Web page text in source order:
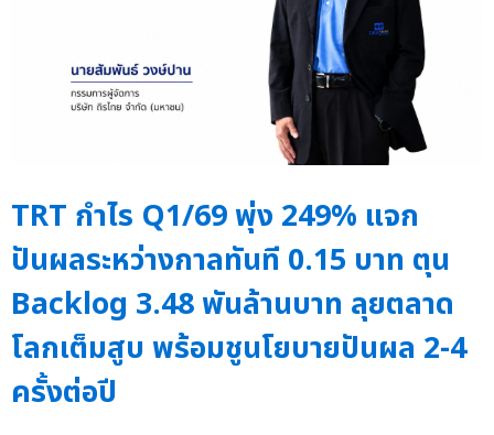
TRT กำไร Q1/69 พุ่ง 249% แจก
ปันผลระหว่างกาลทันที 0.15 บาท ตุน
Backlog 3.48 พันล้านบาท ลุยตลาด
โลกเต็มสูบ พร้อมชูนโยบายปันผล 2-4
ครั้งต่อปี